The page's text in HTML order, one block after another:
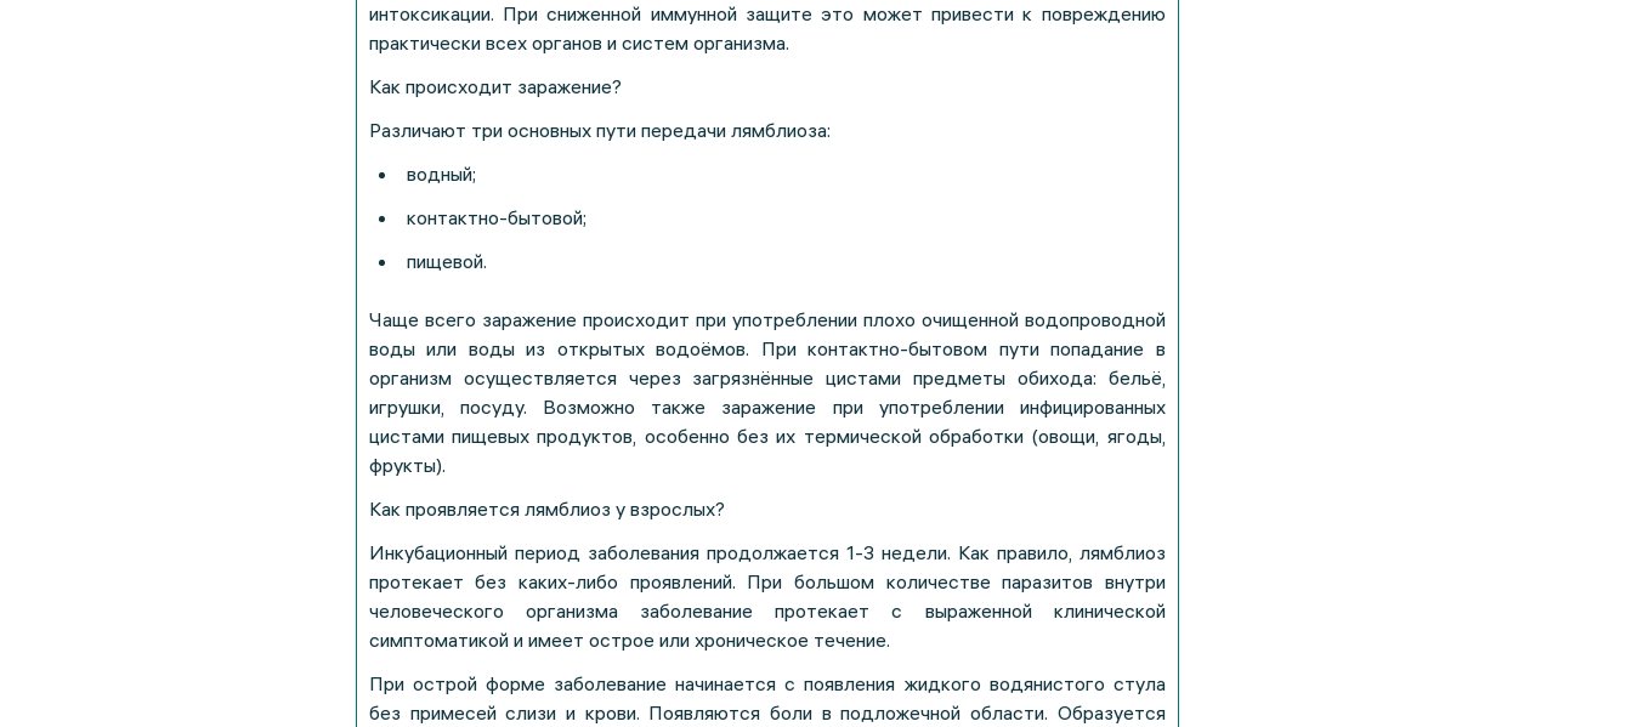
интоксикации. При сниженной иммунной защите это может привести к повреждению
практически всех органов и систем организма.
Как происходит заражение?
Различают три основных пути передачи лямблиоза:
водный;
контактно-бытовой;
пищевой.
Чаще всего заражение происходит при употреблении плохо очищенной водопроводной
воды или воды из открытых водоёмов. При контактно-бытовом пути попадание в
организм осуществляется через загрязнённые цистами предметы обихода: бельё,
игрушки, посуду. Возможно также заражение при употреблении инфицированных
цистами пищевых продуктов, особенно без их термической обработки (овощи, ягоды,
фрукты).
Как проявляется лямблиоз у взрослых?
Инкубационный период заболевания продолжается 1-3 недели. Как правило, лямблиоз
протекает без каких-либо проявлений. При большом количестве паразитов внутри
человеческого организма заболевание протекает с выраженной клинической
симптоматикой и имеет острое или хроническое течение.
При острой форме заболевание начинается с появления жидкого водянистого стула
без примесей слизи и крови. Появляются боли в подложечной области. Образуется